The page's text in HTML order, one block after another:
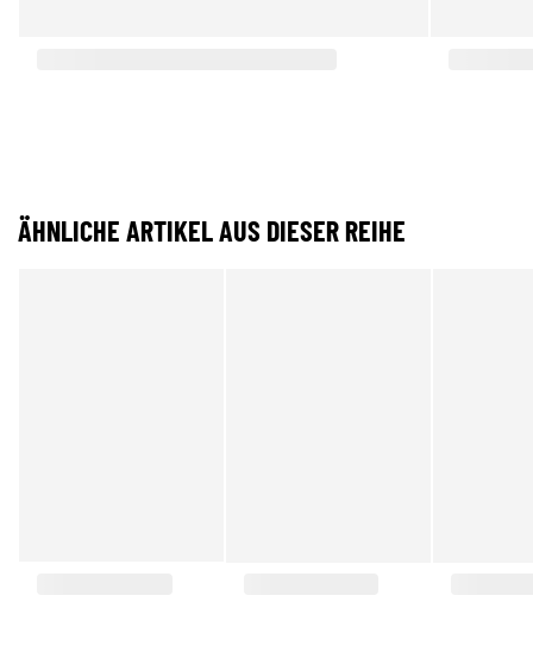
ÄHNLICHE ARTIKEL AUS DIESER REIHE